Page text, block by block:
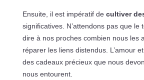
Ensuite, il est impératif de cultiver
significatives. N’attendons pas que le
dire à nos proches combien nous les
réparer les liens distendus. L’amour
des cadeaux précieux que nous
nous entourent.